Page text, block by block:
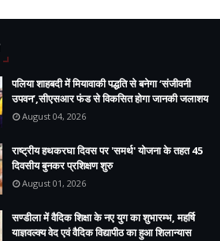
पलिया शाहबदी में मियावाकी पद्धति से बनेगा ‘संजीवनी
उपवन’,सीएसआर फंड से विकसित होगा जानकी जलाशय
August 04, 2026
राष्ट्रीय हथकरघा दिवस पर 'समर्थ' योजना के तहत 45
दिवसीय बुनकर प्रशिक्षण शुरु
August 01, 2026
सण्डीला में वैदिक शिक्षा के नए युग का शुभारम्भ, महर्षि
याज्ञवल्क्य वेद एवं वैदिक विद्यापीठ का हुआ शिलान्यास